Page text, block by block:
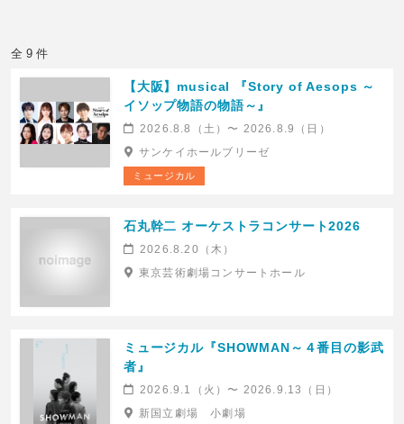
全 9 件
【大阪】musical 『Story of Aesops ～
イソップ物語の物語～』
2026.8.8（土）〜 2026.8.9（日）
サンケイホールブリーゼ
ミュージカル
石丸幹二 オーケストラコンサート2026
2026.8.20（木）
東京芸術劇場コンサートホール
ミュージカル『SHOWMAN～４番目の影武
者』
2026.9.1（火）〜 2026.9.13（日）
新国立劇場 小劇場